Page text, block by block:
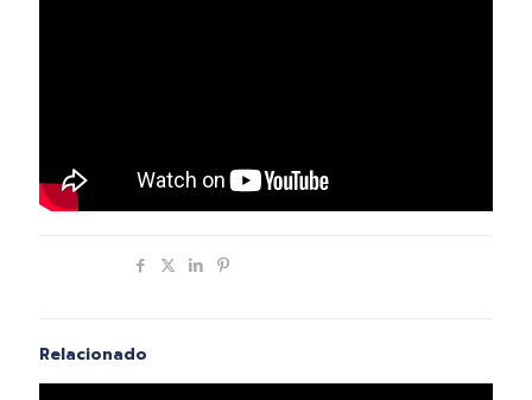
Relacionado